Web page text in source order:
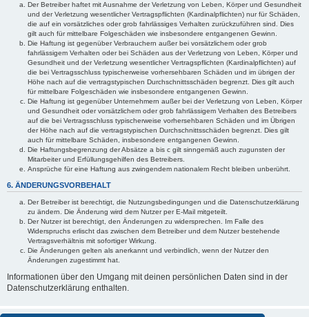
Der Betreiber haftet mit Ausnahme der Verletzung von Leben, Körper und Gesundheit
und der Verletzung wesentlicher Vertragspflichten (Kardinalpflichten) nur für Schäden,
die auf ein vorsätzliches oder grob fahrlässiges Verhalten zurückzuführen sind. Dies
gilt auch für mittelbare Folgeschäden wie insbesondere entgangenen Gewinn.
Die Haftung ist gegenüber Verbrauchern außer bei vorsätzlichem oder grob
fahrlässigem Verhalten oder bei Schäden aus der Verletzung von Leben, Körper und
Gesundheit und der Verletzung wesentlicher Vertragspflichten (Kardinalpflichten) auf
die bei Vertragsschluss typischerweise vorhersehbaren Schäden und im übrigen der
Höhe nach auf die vertragstypischen Durchschnittsschäden begrenzt. Dies gilt auch
für mittelbare Folgeschäden wie insbesondere entgangenen Gewinn.
Die Haftung ist gegenüber Unternehmern außer bei der Verletzung von Leben, Körper
und Gesundheit oder vorsätzlichem oder grob fahrlässigem Verhalten des Betreibers
auf die bei Vertragsschluss typischerweise vorhersehbaren Schäden und im Übrigen
der Höhe nach auf die vertragstypischen Durchschnittsschäden begrenzt. Dies gilt
auch für mittelbare Schäden, insbesondere entgangenen Gewinn.
Die Haftungsbegrenzung der Absätze a bis c gilt sinngemäß auch zugunsten der
Mitarbeiter und Erfüllungsgehilfen des Betreibers.
Ansprüche für eine Haftung aus zwingendem nationalem Recht bleiben unberührt.
6. ÄNDERUNGSVORBEHALT
Der Betreiber ist berechtigt, die Nutzungsbedingungen und die Datenschutzerklärung
zu ändern. Die Änderung wird dem Nutzer per E-Mail mitgeteilt.
Der Nutzer ist berechtigt, den Änderungen zu widersprechen. Im Falle des
Widerspruchs erlischt das zwischen dem Betreiber und dem Nutzer bestehende
Vertragsverhältnis mit sofortiger Wirkung.
Die Änderungen gelten als anerkannt und verbindlich, wenn der Nutzer den
Änderungen zugestimmt hat.
Informationen über den Umgang mit deinen persönlichen Daten sind in der
Datenschutzerklärung enthalten.